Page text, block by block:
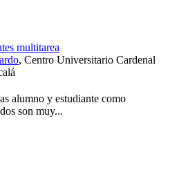
multitarea
, Centro Universitario Cardenal
alumno y estudiante como
son muy...